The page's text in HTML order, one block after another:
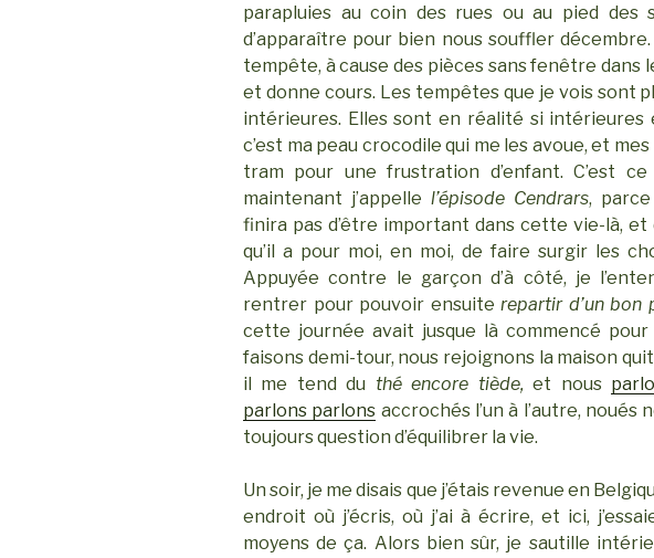
parapluies au coin des rues ou au pied des
d’apparaître pour bien nous souffler décembre.
tempête, à cause des pièces sans fenêtre dans
et donne cours. Les tempêtes que je vois sont
intérieures. Elles sont en réalité si intérieures
c’est ma peau crocodile qui me les avoue, et
tram pour une frustration d’enfant. C’est
maintenant j’appelle l’épisode Cendrars, parce
finira pas d’être important dans cette vie-là,
qu’il a pour moi, en moi, de faire surgir les
Appuyée contre le garçon d’à côté, je
rentrer pour pouvoir ensuiterepartir d’un bon
cette journée avait jusque là commencé pour
faisons demi-tour, nous rejoignons la maison
il me tend du thé encore tiède,et nous
parlons parlons accrochés l’un à l’autre, noués
toujours question d’équilibrer la vie.
Un soir, je me disais que j’étais revenue en
endroit où j’écris, où j’ai à écrire, et ici,
moyens de ça. Alors bien sûr, je sautille